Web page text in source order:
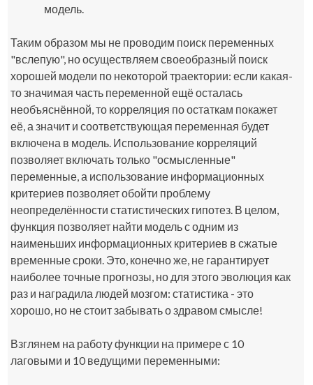
модель.
Таким образом мы не проводим поиск переменных
"вслепую", но осуществляем своеобразный поиск
хорошей модели по некоторой траектории: если какая-
то значимая часть переменной ещё осталась
необъяснённой, то корреляция по остаткам покажет
её, а значит и соответствующая переменная будет
включена в модель. Использование корреляций
позволяет включать только "осмысленные"
переменные, а использование информационных
критериев позволяет обойти проблему
неопределённости статистических гипотез. В целом,
функция позволяет найти модель с одним из
наименьших информационных критериев в сжатые
временные сроки. Это, конечно же, не гарантирует
наиболее точные прогнозы, но для этого эволюция как
раз и наградила людей мозгом: статистика - это
хорошо, но не стоит забывать о здравом смысле!
Взглянем на работу функции на примере с 10
лаговыми и 10 ведущими переменными: